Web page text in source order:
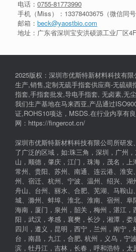
电话： 0755-81773990
手机（Miss）： 13378403675 （微信同号
邮箱： beck@yaostbio.com
地址：广东省深圳宝安洪硕源工业厂区4F
2025版权：深圳市优斯特新材料科技有
生产,销售,定制无硫手指套供应商-无硫磺
指套,手指套批发,导电手指套, 无卤素,无
我们生产基地在马来西亚,产品通过
证,ROHS10项达，MSDS.在行业内享有
网：https://fingercot.cn/
深圳市优斯特新材料科技有限公司所研发
了广泛的区域，如:珠三角，深圳，广州
山，顺德，肇庆，江门，珠海，茂名，上
常州、贵阳、苏州、南通、连云港、淮
州、宿迁、杭州、宁波、温州、绍兴、湖
舟山、台州、丽水、合肥、芜湖、马鞍山
城、滁州、蚌埠、淮北、淮南、宿州、阜
海南，厦门，泉州，韶关，梅州，湛江，
阳，武汉，孝感，襄樊，长沙，湘潭，娄
四川，遵义，昆明，西宁，兰州，南宁，
台，南昌，九江，合肥, 杭州，义乌，宁
滨，牡丹江，吉林，长春，呼和浩特，太